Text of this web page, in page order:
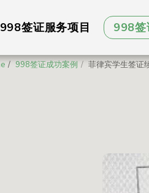
998签证服务项目 998签
998签证成功案例 菲律宾学生签证